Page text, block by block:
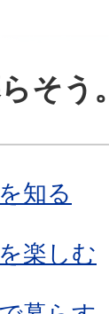
そう。
知る
楽しむ